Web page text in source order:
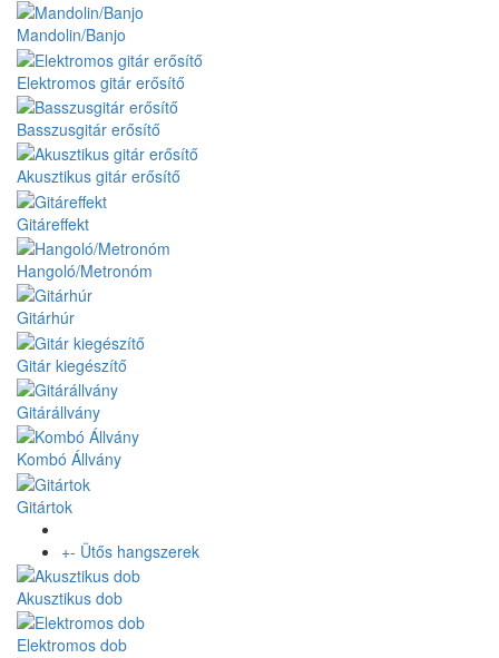
Mandolin/Banjo
Elektromos gitár erősítő
Basszusgitár erősítő
Akusztikus gitár erősítő
Gitáreffekt
Hangoló/Metronóm
Gitárhúr
Gitár kiegészítő
Gitárállvány
Kombó Állvány
Gitártok
+- Ütős hangszerek
Akusztikus dob
Elektromos dob